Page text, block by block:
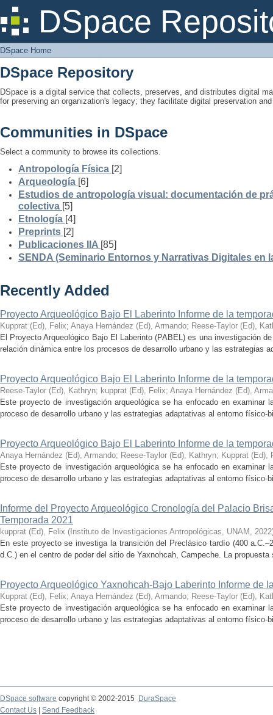
DSpace
DSpace Home
DSpace Home
DSpace Repository
DSpace is a digital service that collects, preserves, and distributes digital
for preserving an organization's legacy; they facilitate digital preservation
Communities in DSpace
Select a community to browse its collections.
Antropología Física [2]
Arqueología [6]
Estudios de antropología visual: documentación de
colectiva [5]
Etnología [4]
Preprints [2]
Publicaciones IIA [85]
SENDA (Seminario Entornos y Narrativas Digitales en
Recently Added
Proyecto Arqueológico Bajo El Laberinto Informe de la
Kupprat (Ed), Felix; Anaya Hernández (Ed), Armando; Reese-Taylor (Ed),
El Proyecto Arqueológico Bajo El Laberinto (PABEL) es una investigación
relación dinámica entre los procesos de desarrollo urbano y las estrategias
Proyecto Arqueológico Bajo El Laberinto Informe de la
Reese-Taylor (Ed), Kathryn; kupprat (Ed), Felix; Anaya Hernández (Ed),
Este proyecto de investigación arqueológica se ha enfocado en examinar
proceso de desarrollo urbano y las estrategias adaptativas al entorno físico-
Proyecto Arqueológico Bajo El Laberinto Informe de la
Anaya Hernández (Ed), Armando; Reese-Taylor (Ed), Kathryn; Kupprat (Ed),
Este proyecto de investigación arqueológica se ha enfocado en examinar
proceso de desarrollo urbano y las estrategias adaptativas al entorno físico-
Informe del Proyecto Arqueológico Cronología del Palacio
Temporada 2021
kupprat (Ed), Felix ( Instituto de Investigaciones Antropológicas, UNAM , 2022
En este proyecto se investiga la transición del Preclásico tardío (400
d.C.) en el centro de poder del sitio de Yaxnohcah, Campeche. La
Proyecto Arqueológico Yaxnohcah-Bajo Laberinto Informe de
Kupprat (Ed), Felix; Anaya Hernández (Ed), Armando; Reese-Taylor (Ed),
Este proyecto de investigación arqueológica se ha enfocado en examinar
proceso de desarrollo urbano y las estrategias adaptativas al entorno físico-
DSpace software copyright © 2002-2015
DuraSpace
Contact Us
Send Feedback